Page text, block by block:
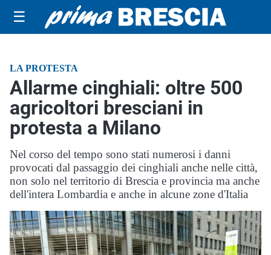
☰
LA PROTESTA
Allarme cinghiali: oltre 500
agricoltori bresciani in
protesta a Milano
Nel corso del tempo sono stati numerosi i danni
provocati dal passaggio dei cinghiali anche nelle città,
non solo nel territorio di Brescia e provincia ma anche
dell'intera Lombardia e anche in alcune zone d'Italia